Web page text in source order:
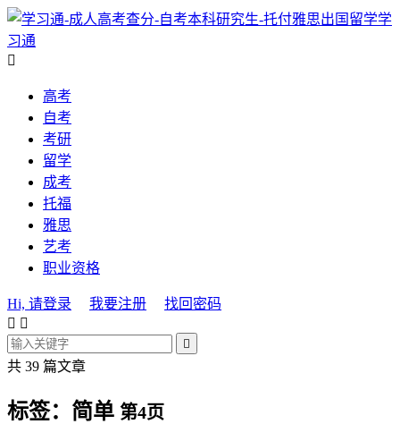
学
习通

高考
自考
考研
留学
成考
托福
雅思
艺考
职业资格
Hi, 请登录 我要注册
找回密码
 

共 39 篇文章
标签：简单 第4页